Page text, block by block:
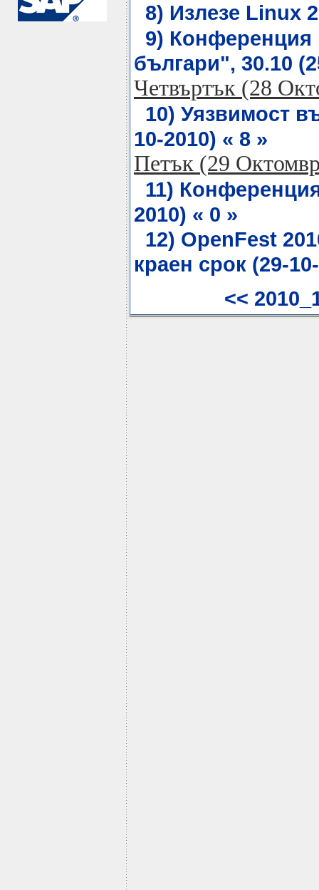
8) Излезе Linux
9) Конференция
българи", 30.10
Четвъртък (28
10) Уязвимост
10-2010) « 8 »
Петък (29
11)
2010) « 0 »
12) OpenFest
краен срок (29-
<<